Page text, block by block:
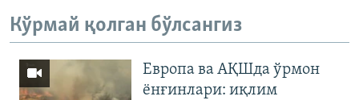
Кўрмай қолган бўлсангиз
Европа ва АҚШда ўрмон
ёнғинлари: иқлим